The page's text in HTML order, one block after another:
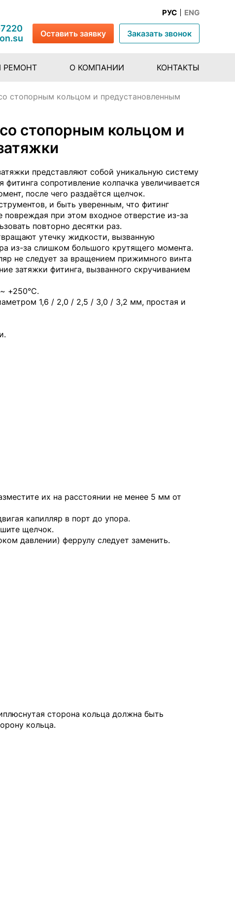
РУС ENG
Оставить заявку Заказать звонок
РЕМОНТ О КОМПАНИИ КОНТАКТЫ
стопорным кольцом и предустановленным
стопорным кольцом и
представляют собой уникальную систему
сопротивление колпачка увеличивается
после чего раздаётся щелчок.
и быть уверенным, что фитинг
повреждая при этом входное отверстие из-за
повторно десятки раз.
утечку жидкости, вызванную
из-за слишком большого крутящего момента.
не следует за вращением прижимного винта
затяжки фитинга, вызванного скручиванием
+250°C.
1,6 / 2,0 / 2,5 / 3,0 / 3,2 мм, простая и
их на расстоянии не менее 5 мм от
капилляр в порт до упора.
щелчок.
давлении) феррулу следует заменить.
сторона кольца должна быть
кольца.